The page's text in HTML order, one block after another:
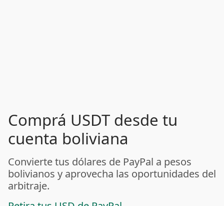
Comprá USDT desde tu
cuenta boliviana
Convierte tus dólares de PayPal a pesos
bolivianos y aprovecha las oportunidades del
arbitraje.